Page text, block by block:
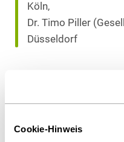
Cookie-Hinweis
Köln,
Dr. Timo Piller
Düsseldorf